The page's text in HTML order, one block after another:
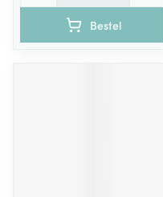
Bestel